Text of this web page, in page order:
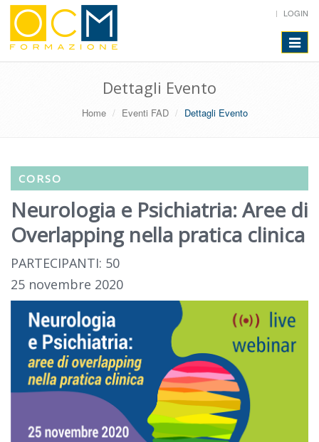
LOGIN
Toggle
Dettagli Evento
Home Eventi FAD Dettagli Evento
CORSO
Neurologia e Psichiatria: Aree di
Overlapping nella pratica clinica
PARTECIPANTI: 50
25 novembre 2020